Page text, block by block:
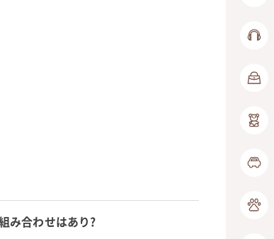
み合わせはあり?